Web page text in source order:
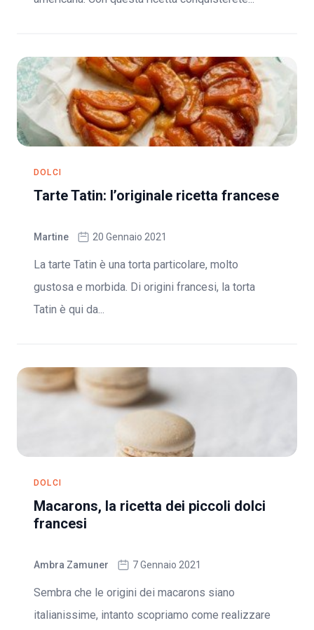
DOLCI
Tarte Tatin: l’originale ricetta francese
Martine 20 Gennaio 2021
La tarte Tatin è una torta particolare, molto
gustosa e morbida. Di origini francesi, la torta
Tatin è qui da...
DOLCI
Macarons, la ricetta dei piccoli dolci
francesi
Ambra Zamuner 7 Gennaio 2021
Sembra che le origini dei macarons siano
italianissime, intanto scopriamo come realizzare